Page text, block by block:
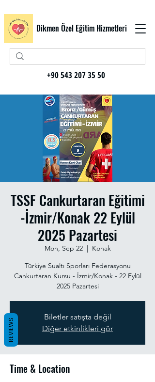
Dikmen Özel Eğitim Hizmetleri
+90 543 207 35 50
TSSF Cankurtaran Eğitimi
-İzmir/Konak 22 Eylül
2025 Pazartesi
Mon, Sep 22
  |
Konak
Türkiye Sualtı Sporları Federasyonu
Cankurtaran Kursu - İzmir/Konak - 22 Eylül
2025 Pazartesi
Biletler satışta değil
Diğer etkinlikleri gör
Time & Location
REVIEWS